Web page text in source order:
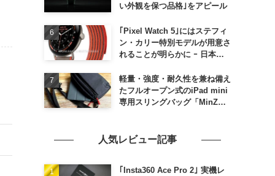
い外観を保つ品格｣をアピール
｢Pixel Watch 5｣にはステフィ
ン・カリー特別モデルが用意さ
れることが明らかに ｰ 日本で
う
軽量・強度・耐久性を兼ね備え
たフルオープン式のiPad mini
専用スリングバッグ「MinZ
人気レビュー記事
｢Insta360 Ace Pro 2｣ 実機レ